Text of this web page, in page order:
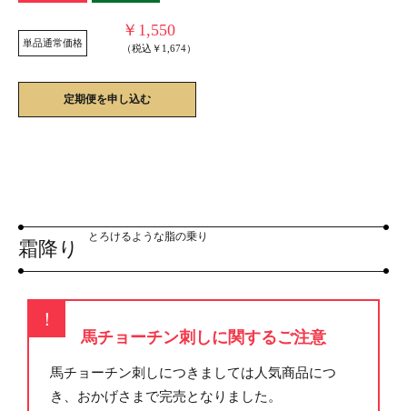
￥1,550
（税込￥1,674）
単品通常価格
定期便を申し込む
霜降り
とろけるような脂の乗り
！
馬チョーチン刺しに関するご注意
馬チョーチン刺しにつきましては人気商品につ
き、おかげさまで完売となりました。